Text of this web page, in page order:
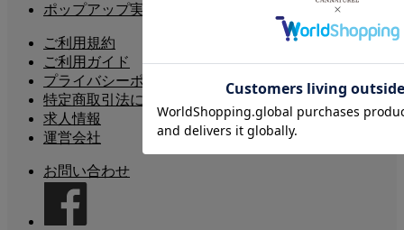
ポップアップ実績
ご利用規約
ご利用ガイド
プライバシーポリシー
特定商取引法に基づく表記
求人情報
運営会社
お問い合わせ